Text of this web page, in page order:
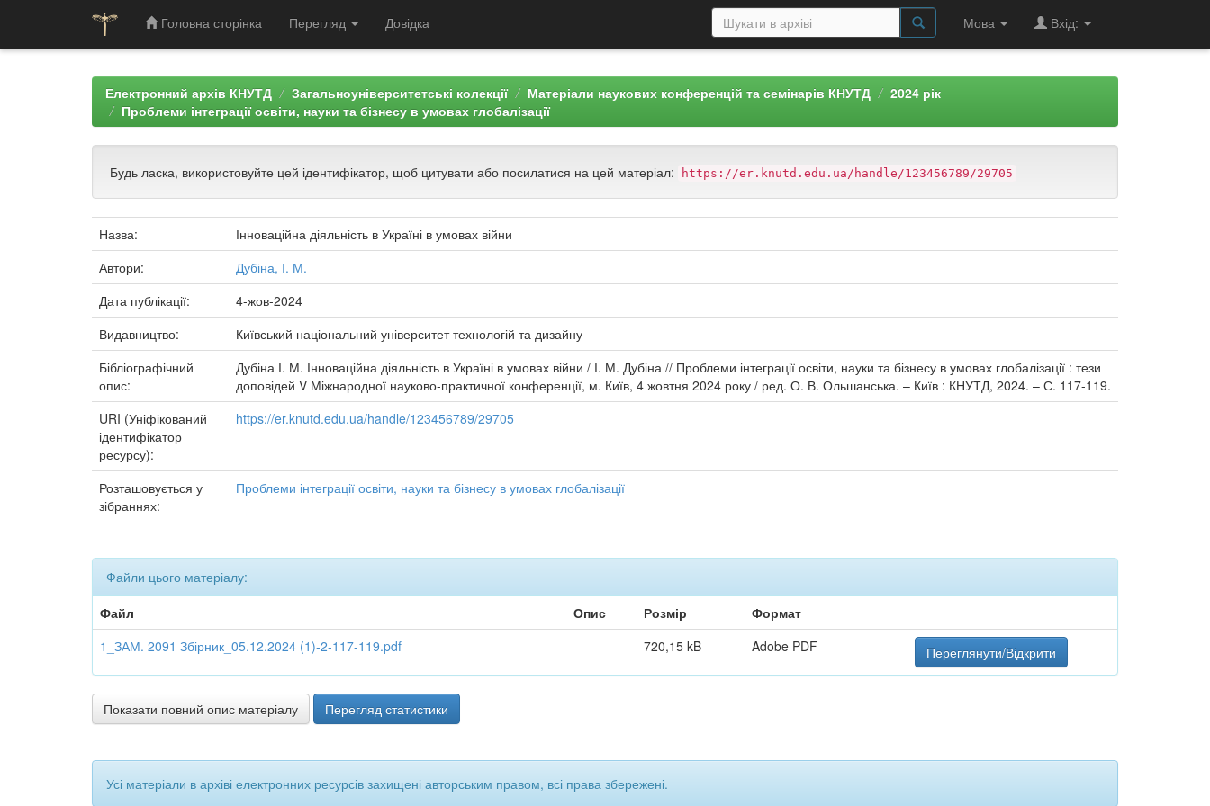
Головна сторінка Перегляд Довідка Мова Вхід:
Електронний архів КНУТД Загальноуніверситетські колекції Матеріали наукових конференцій та семінарів КНУТД
2024 рік
Проблеми інтеграції освіти, науки та бізнесу в умовах глобалізації
Будь ласка, використовуйте цей ідентифікатор, щоб цитувати або посилатися на цей матеріал: https://er.knutd.edu.ua/handle/123456789/29705
Назва:
Інноваційна діяльність в Україні в умовах війни
Автори:
Дубіна, І. М.
Дата публікації:
4-жов-2024
Видавництво:
Київський національний університет технологій та дизайну
Бібліографічний
опис:
Дубіна І. М. Інноваційна діяльність в Україні в умовах війни / І. М. Дубіна // Проблеми інтеграції освіти, науки та бізнесу в умовах глобалізації : тези
доповідей V Міжнародної науково-практичної конференції, м. Київ, 4 жовтня 2024 року / ред. О. В. Ольшанська. – Київ : КНУТД, 2024. – С. 117-119.
URI (Уніфікований
ідентифікатор
ресурсу):
https://er.knutd.edu.ua/handle/123456789/29705
Розташовується у
зібраннях:
Проблеми інтеграції освіти, науки та бізнесу в умовах глобалізації
Файли цього матеріалу:
Файл
Опис Розмір
Формат
1_ЗАМ. 2091 Збірник_05.12.2024 (1)-2-117-119.pdf
720,15 kB Adobe PDF Переглянути/Відкрити
Показати повний опис матеріалу Перегляд статистики
Усі матеріали в архіві електронних ресурсів захищені авторським правом, всі права збережені.